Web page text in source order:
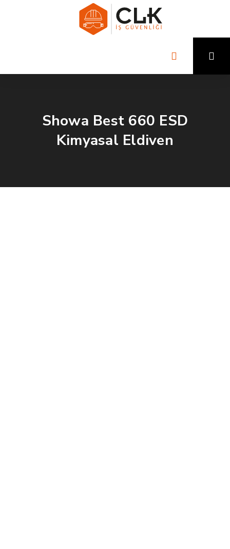
Showa Best 660 ESD
Kimyasal Eldiven